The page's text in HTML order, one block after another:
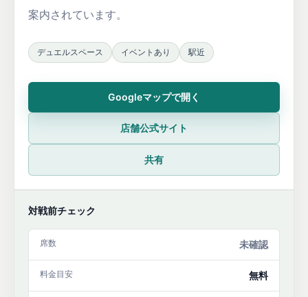
案内されています。
デュエルスペース イベントあり 駅近
Googleマップで開く
店舗公式サイト
共有
対戦前チェック
席数 未確認
料金目安 無料